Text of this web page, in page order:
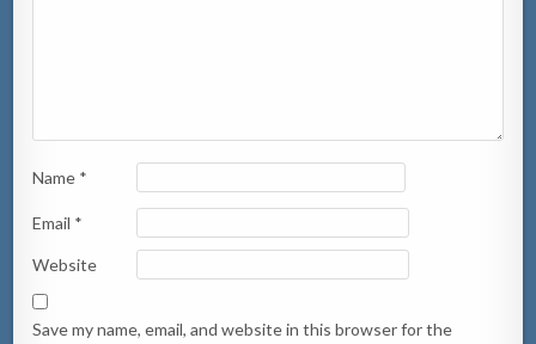
Name *
Email *
Website
Save my name, email, and website in this browser for the